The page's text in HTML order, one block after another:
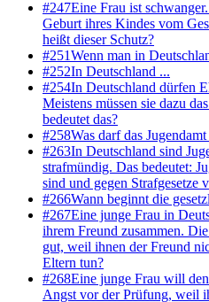
#247Eine Frau ist
Geburt ihres Kindes vom
heißt dieser Schutz?
#251Wenn man in
#252In Deutschland ...
#254In Deutschland dürfen
Meistens müssen sie dazu
bedeutet das?
#258Was darf das
#263In Deutschland sind
strafmündig. Das bedeutet:
sind und gegen Strafgesetze
#266Wann beginnt die
#267Eine junge Frau in
ihrem Freund zusammen.
gut, weil ihnen der Freund
Eltern tun?
#268Eine junge Frau will
Angst vor der Prüfung, weil